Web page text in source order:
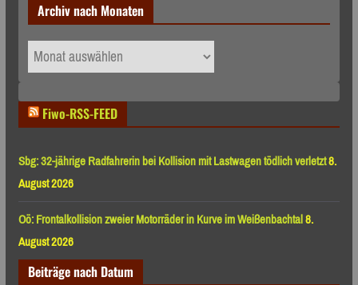
Archiv nach Monaten
Archiv
nach
Fiwo-RSS-FEED
Sbg: 32-jährige Radfahrerin bei Kollision mit Lastwagen tödlich verletzt8.
August 2026
Oö: Frontalkollision zweier Motorräder in Kurve im Weißenbachtal8.
August 2026
Beiträge nach Datum